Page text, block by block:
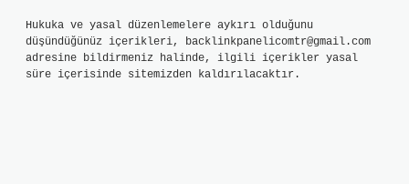
Hukuka ve yasal düzenlemelere aykırı olduğunu
düşündüğünüz içerikleri, backlinkpanelicomtr@gmail.com
adresine bildirmeniz halinde, ilgili içerikler yasal
süre içerisinde sitemizden kaldırılacaktır.